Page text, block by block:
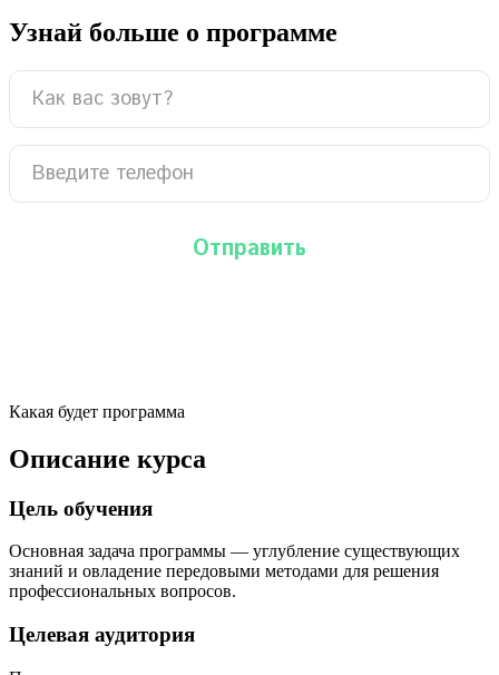
Узнай больше о программе
Какая будет программа
Описание курса
Цель обучения
Основная задача программы — углубление существующих
знаний и овладение передовыми методами для решения
профессиональных вопросов.
Целевая аудитория